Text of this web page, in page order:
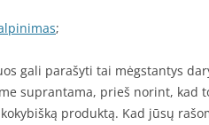
;
gali parašyti tai mėgstantys
suprantama, prieš norint, kad
produktą. Kad jūsų